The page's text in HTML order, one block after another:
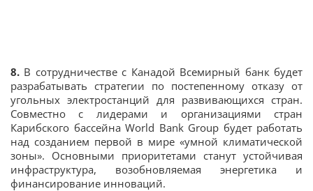
8. В сотрудничестве с Канадой Всемирный банк будет
разрабатывать стратегии по постепенному отказу от
угольных электростанций для развивающихся стран.
Совместно с лидерами и организациями стран
Карибского бассейна World Bank Group будет работать
над созданием первой в мире «умной климатической
зоны». Основными приоритетами станут устойчивая
инфраструктура, возобновляемая энергетика и
финансирование инноваций.